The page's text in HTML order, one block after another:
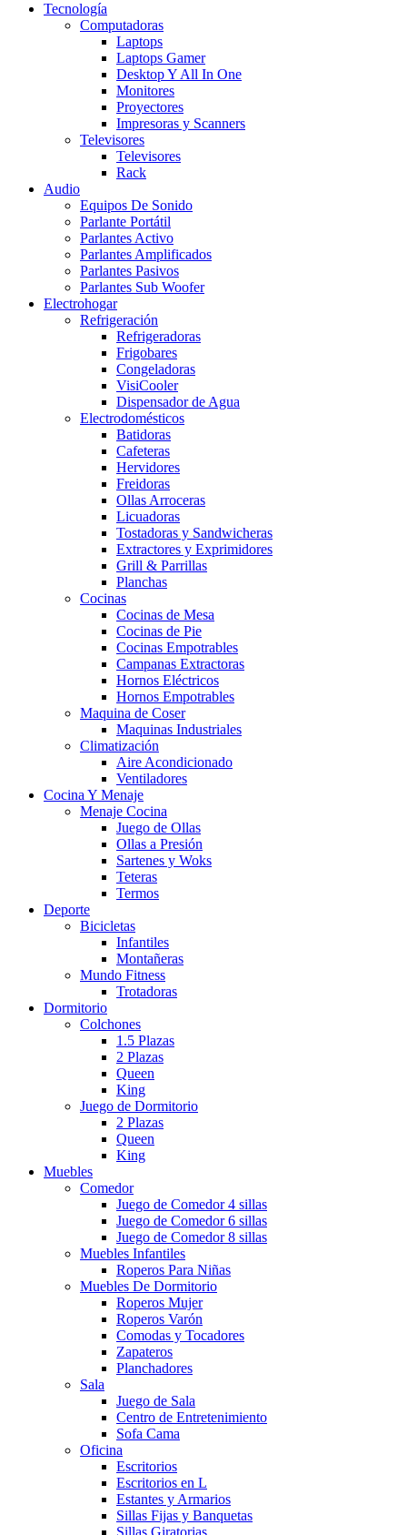
Tecnología
Computadoras
Laptops
Laptops Gamer
Desktop Y All In One
Monitores
Proyectores
Impresoras y Scanners
Televisores
Televisores
Rack
Audio
Equipos De Sonido
Parlante Portátil
Parlantes Activo
Parlantes Amplificados
Parlantes Pasivos
Parlantes Sub Woofer
Electrohogar
Refrigeración
Refrigeradoras
Frigobares
Congeladoras
VisiCooler
Dispensador de Agua
Electrodomésticos
Batidoras
Cafeteras
Hervidores
Freidoras
Ollas Arroceras
Licuadoras
Tostadoras y Sandwicheras
Extractores y Exprimidores
Grill & Parrillas
Planchas
Cocinas
Cocinas de Mesa
Cocinas de Pie
Cocinas Empotrables
Campanas Extractoras
Hornos Eléctricos
Hornos Empotrables
Maquina de Coser
Maquinas Industriales
Climatización
Aire Acondicionado
Ventiladores
Cocina Y Menaje
Menaje Cocina
Juego de Ollas
Ollas a Presión
Sartenes y Woks
Teteras
Termos
Deporte
Bicicletas
Infantiles
Montañeras
Mundo Fitness
Trotadoras
Dormitorio
Colchones
1.5 Plazas
2 Plazas
Queen
King
Juego de Dormitorio
2 Plazas
Queen
King
Muebles
Comedor
Juego de Comedor 4 sillas
Juego de Comedor 6 sillas
Juego de Comedor 8 sillas
Muebles Infantiles
Roperos Para Niñas
Muebles De Dormitorio
Roperos Mujer
Roperos Varón
Comodas y Tocadores
Zapateros
Planchadores
Sala
Juego de Sala
Centro de Entretenimiento
Sofa Cama
Oficina
Escritorios
Escritorios en L
Estantes y Armarios
Sillas Fijas y Banquetas